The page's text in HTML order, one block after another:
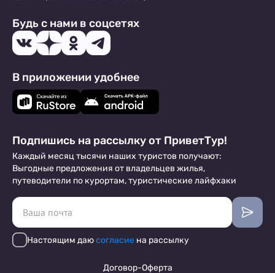
Будь с нами в соцсетях
В приложении удобнее
Подпишись на рассылку от ПриветТур!
Каждый месяц тысячи наших туристов получают:
Выгодные предложения от владельцев жилья,
путеводители по курортам, туристические лайфхаки
Настоящим даюсогласие на рассылку
Договор-Оферта